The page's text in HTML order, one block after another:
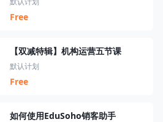
Free
【双减特辑】机构运营五节课
默认计划
Free
如何使用EduSoho销客助手